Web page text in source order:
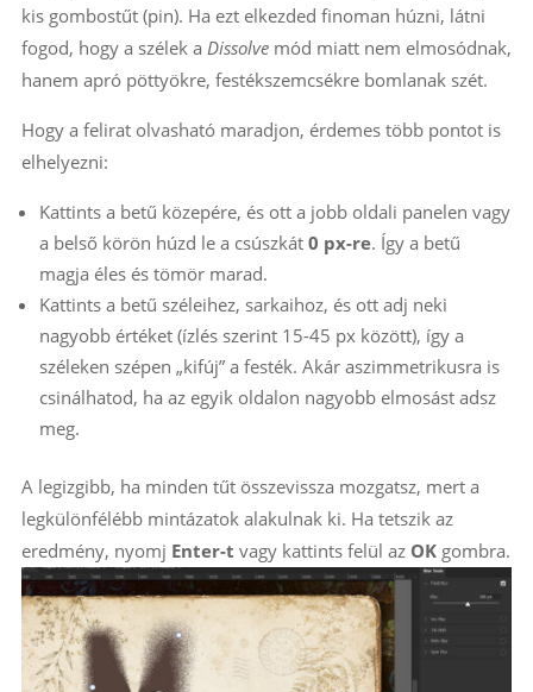
kis gombostűt (pin). Ha ezt elkezded finoman húzni, látni
fogod, hogy a szélek a Dissolvemód miatt nem elmosódnak,
hanem apró pöttyökre, festékszemcsékre bomlanak szét.
Hogy a felirat olvasható maradjon, érdemes több pontot is
elhelyezni:
Kattints a betű közepére, és ott a jobb oldali panelen vagy
a belső körön húzd le a csúszkát 0 px-re. Így a betű
magja éles és tömör marad.
Kattints a betű széleihez, sarkaihoz, és ott adj neki
nagyobb értéket (ízlés szerint 15-45 px között), így a
széleken szépen „kifúj” a festék. Akár aszimmetrikusra is
csinálhatod, ha az egyik oldalon nagyobb elmosást adsz
meg.
A legizgibb, ha minden tűt összevissza mozgatsz, mert a
legkülönfélébb mintázatok alakulnak ki. Ha tetszik az
eredmény, nyomj Enter-t vagy kattints felül az OKgombra.